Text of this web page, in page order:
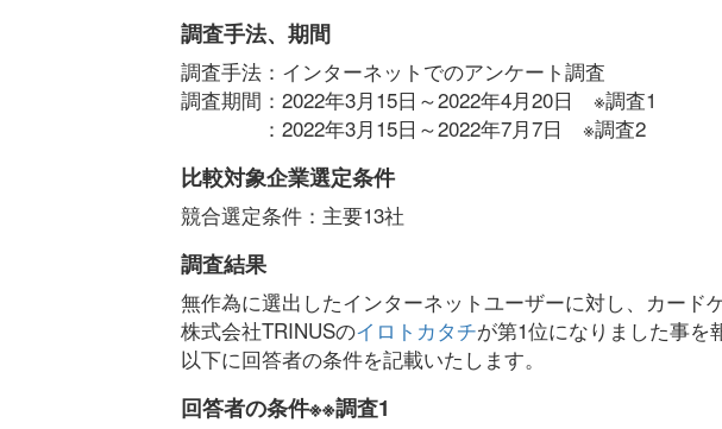
調査手法、期間
調査手法：インターネットでのアンケート調査
調査期間：2022年3月15日～2022年4月20日 ※調査1
：2022年3月15日～2022年7月7日 ※調査2
比較対象企業選定条件
競合選定条件：主要13社
調査結果
無作為に選出したインターネットユーザーに対し、カード
株式会社TRINUSのイロトカタチが第1位になりました事を
以下に回答者の条件を記載いたします。
回答者の条件※※調査1